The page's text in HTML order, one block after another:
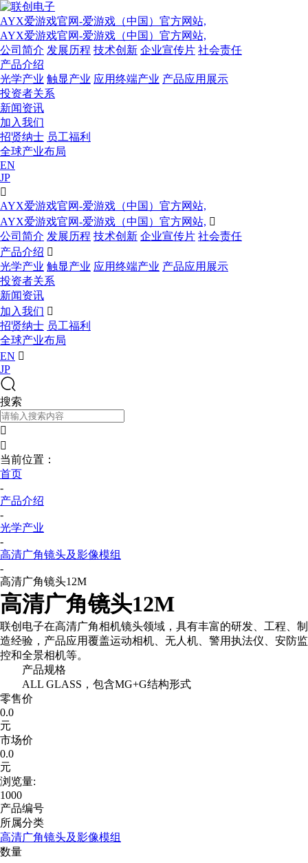
AYX爱游戏官网-爱游戏（中国）官方网站,
AYX爱游戏官网-爱游戏（中国）官方网站,
公司简介 发展历程 技术创新 企业宣传片 社会责任
产品介绍
光学产业 触显产业 应用终端产业 产品应用展示
投资者关系
新闻资讯
加入我们
招贤纳士 员工福利
全球产业布局
EN
JP

AYX爱游戏官网-爱游戏（中国）官方网站,
AYX爱游戏官网-爱游戏（中国）官方网站, 
公司简介 发展历程 技术创新 企业宣传片 社会责任
产品介绍 
光学产业 触显产业 应用终端产业 产品应用展示
投资者关系
新闻资讯
加入我们 
招贤纳士 员工福利
全球产业布局
EN 
JP
搜索


当前位置：
首页
-
产品介绍
-
光学产业
-
高清广角镜头及影像模组
-
高清广角镜头12M
高清广角镜头12M
联创电子在高清广角相机镜头领域，具有丰富的研发、工程、制
造经验，产品应用覆盖运动相机、无人机、警用执法仪、安防监
控和全景相机等。
产品规格
ALL GLASS，包含MG+G结构形式
零售价
0.0
元
市场价
0.0
元
浏览量:
1000
产品编号
所属分类
高清广角镜头及影像模组
数量